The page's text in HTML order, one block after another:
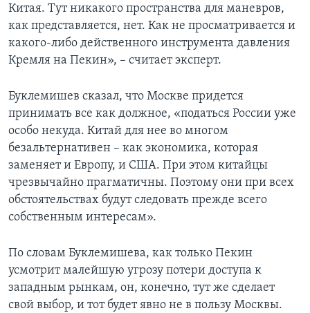
Китая. Тут никакого пространства для маневров,
как представляется, нет. Как не просматривается и
какого-либо действенного инструмента давления
Кремля на Пекин», – считает эксперт.
Буклемишев сказал, что Москве придется
принимать все как должное, «податься России уже
особо некуда. Китай для нее во многом
безальтернативен – как экономика, которая
заменяет и Европу, и США. При этом китайцы
чрезвычайно прагматичны. Поэтому они при всех
обстоятельствах будут следовать прежде всего
собственным интересам».
По словам Буклемишева, как только Пекин
усмотрит малейшую угрозу потери доступа к
западным рынкам, он, конечно, тут же сделает
свой выбор, и тот будет явно не в пользу Москвы.